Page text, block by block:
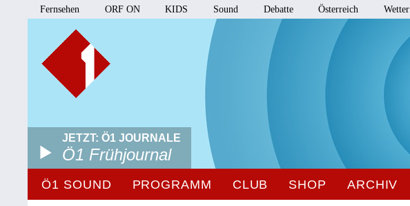
Fernsehen ORF ON KIDS Sound Debatte Österreich Wetter
JETZT: Ö1 JOURNALE
Ö1 Frühjournal
Ö1 SOUND PROGRAMM CLUB SHOP ARCHIV